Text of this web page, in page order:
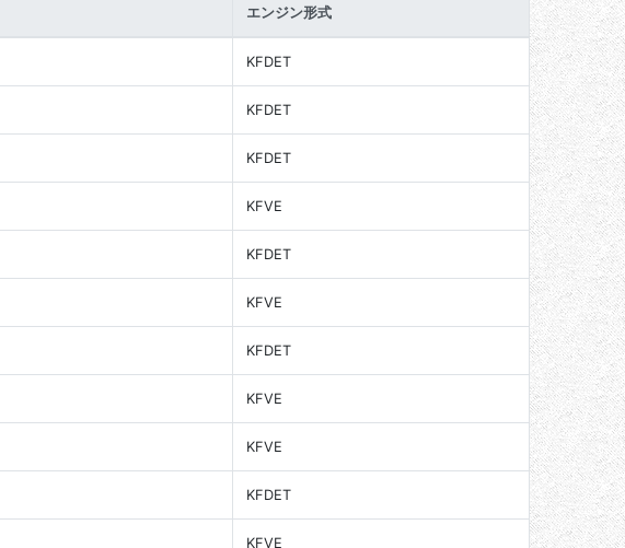
エンジン形式
KFDET
KFDET
KFDET
KFVE
KFDET
KFVE
KFDET
KFVE
KFVE
KFDET
KFVE